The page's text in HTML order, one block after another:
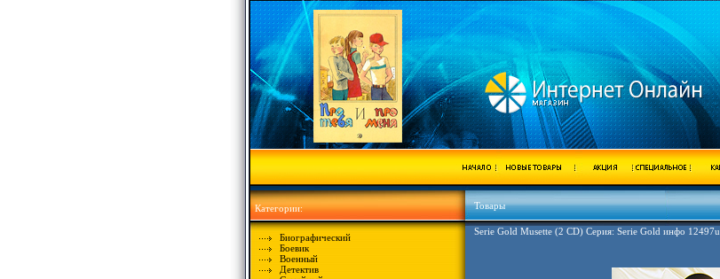
Категории:
Биографический
Боевик
Военный
Детектив
Товары
Serie Gold Musette (2 CD) Серия: Serie Gold инфо 12497u.